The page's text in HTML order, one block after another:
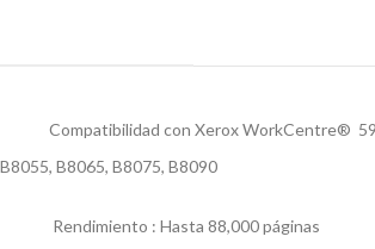
Compatibilidad con Xerox WorkCentre®
B8055, B8065, B8075, B8090
Rendimiento : Hasta 88,000 páginas